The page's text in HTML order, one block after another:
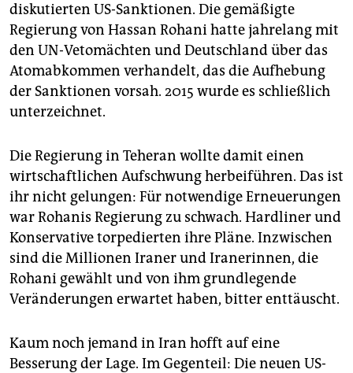
Proteste mit 25 Toten und rund 4.000 Festnahmen
sorgen international für Schlagzeilen. Seither kommt
es immer wieder zu kleineren Demos. Das Ausmaß
von 2009 haben sie jedoch bislang nicht erreicht.
Mai 2018: Trucker-Streik
Lkw-Fahrer treten in den Streik, um höhere Löhne zu
Juni 2018: "Bazari"-Protest
Händler auf dem politisch einflussreichen Basar in
Teheran schließen ihre Geschäfte. Sie protestieren
gegen den hohen Wechselkurs und verlangen klarere
Zollvorschriften.(hag)
diskutierten US-Sanktionen. Die gemäßigte
Regierung von Hassan Rohani hatte jahrelang mit
den UN-Vetomächten und Deutschland über das
Atomabkommen verhandelt, das die Aufhebung
der Sanktionen vorsah. 2015 wurde es schließlich
unterzeichnet.
Die Regierung in Teheran wollte damit einen
wirtschaftlichen Aufschwung herbeiführen. Das ist
ihr nicht gelungen: Für notwendige Erneuerungen
war Rohanis Regierung zu schwach. Hardliner und
Konservative torpedierten ihre Pläne. Inzwischen
sind die Millionen Iraner und Iranerinnen, die
Rohani gewählt und von ihm grundlegende
Veränderungen erwartet haben, bitter enttäuscht.
Kaum noch jemand in Iran hofft auf eine
Besserung der Lage. Im Gegenteil: Die neuen US-